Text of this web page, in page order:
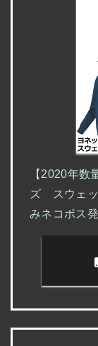
【2020年数
ズ スウェ
みネコポス発